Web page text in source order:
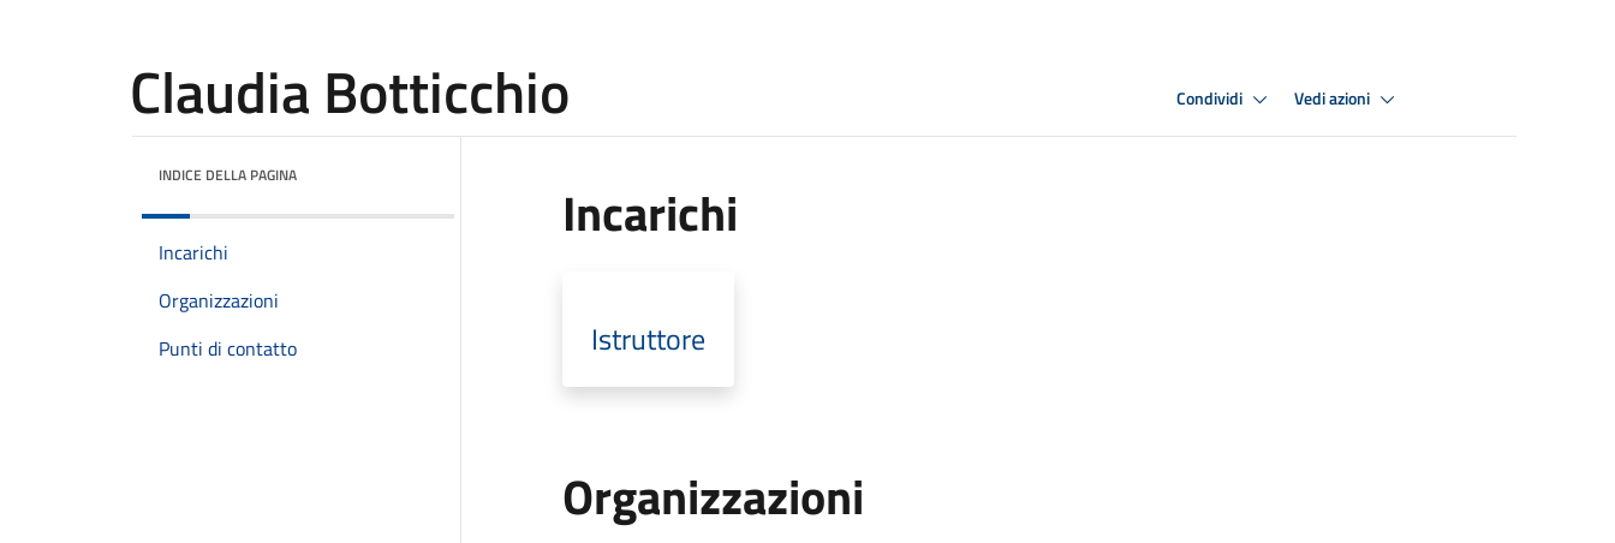
Claudia Botticchio Condividi Vedi azioni
INDICE DELLA PAGINA
Incarichi
Organizzazioni
Punti di contatto
Incarichi
Istruttore
Organizzazioni